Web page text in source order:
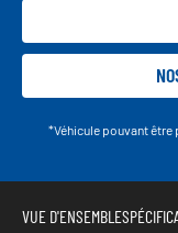
*Véhicule pouvant être
VUE D'ENSEMBLE